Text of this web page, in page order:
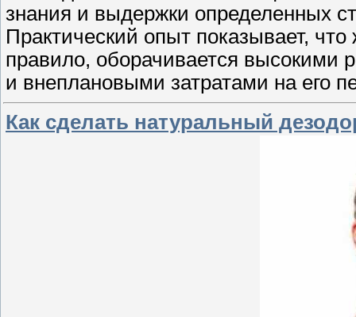
знания и выдержки определенных
Практический опыт показывает,
правило, оборачивается высокими
и внеплановыми затратами на его
Как сделать натуральный